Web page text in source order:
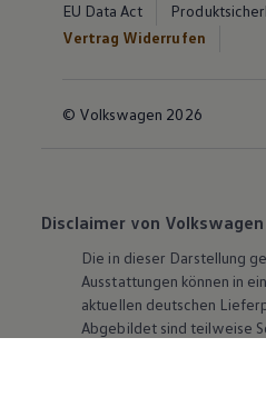
EU Data Act
Vertrag Widerrufen
© Volkswagen 2026
Disclaimer von Volkswagen
Die in dieser Darstellung
Ausstattungen können in
aktuellen deutschen
Abgebildet sind teilweise